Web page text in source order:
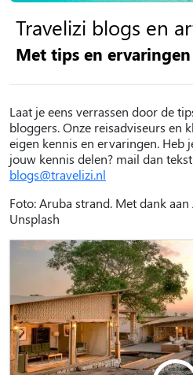
Travelizi blogs en
Met tips en ervaringen
Laat je eens verrassen door de
bloggers. Onze reisadviseurs en
eigen kennis en ervaringen. Heb
jouw kennis delen? mail dan
blogs@travelizi.nl
Foto: Aruba strand. Met dank
Unsplash